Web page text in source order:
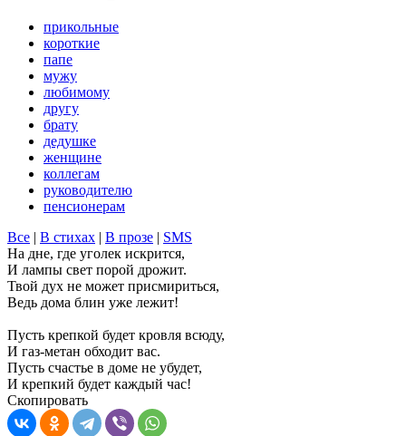
прикольные
короткие
папе
мужу
любимому
другу
брату
дедушке
женщине
коллегам
руководителю
пенсионерам
Все | В стихах | В прозе | SMS
На дне, где уголек искрится,
И лампы свет порой дрожит.
Твой дух не может присмириться,
Ведь дома блин уже лежит!
Пусть крепкой будет кровля всюду,
И газ-метан обходит вас.
Пусть счастье в доме не убудет,
И крепкий будет каждый час!
Скопировать